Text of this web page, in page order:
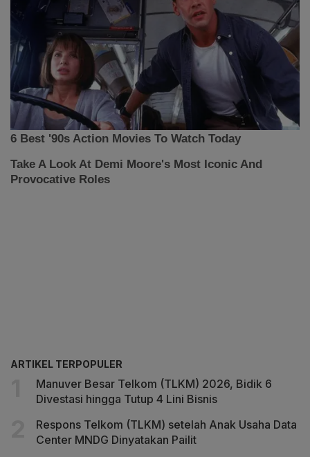
ARTIKEL TERPOPULER
Manuver Besar Telkom (TLKM) 2026, Bidik 6
Divestasi hingga Tutup 4 Lini Bisnis
Respons Telkom (TLKM) setelah Anak Usaha Data
Center MNDG Dinyatakan Pailit